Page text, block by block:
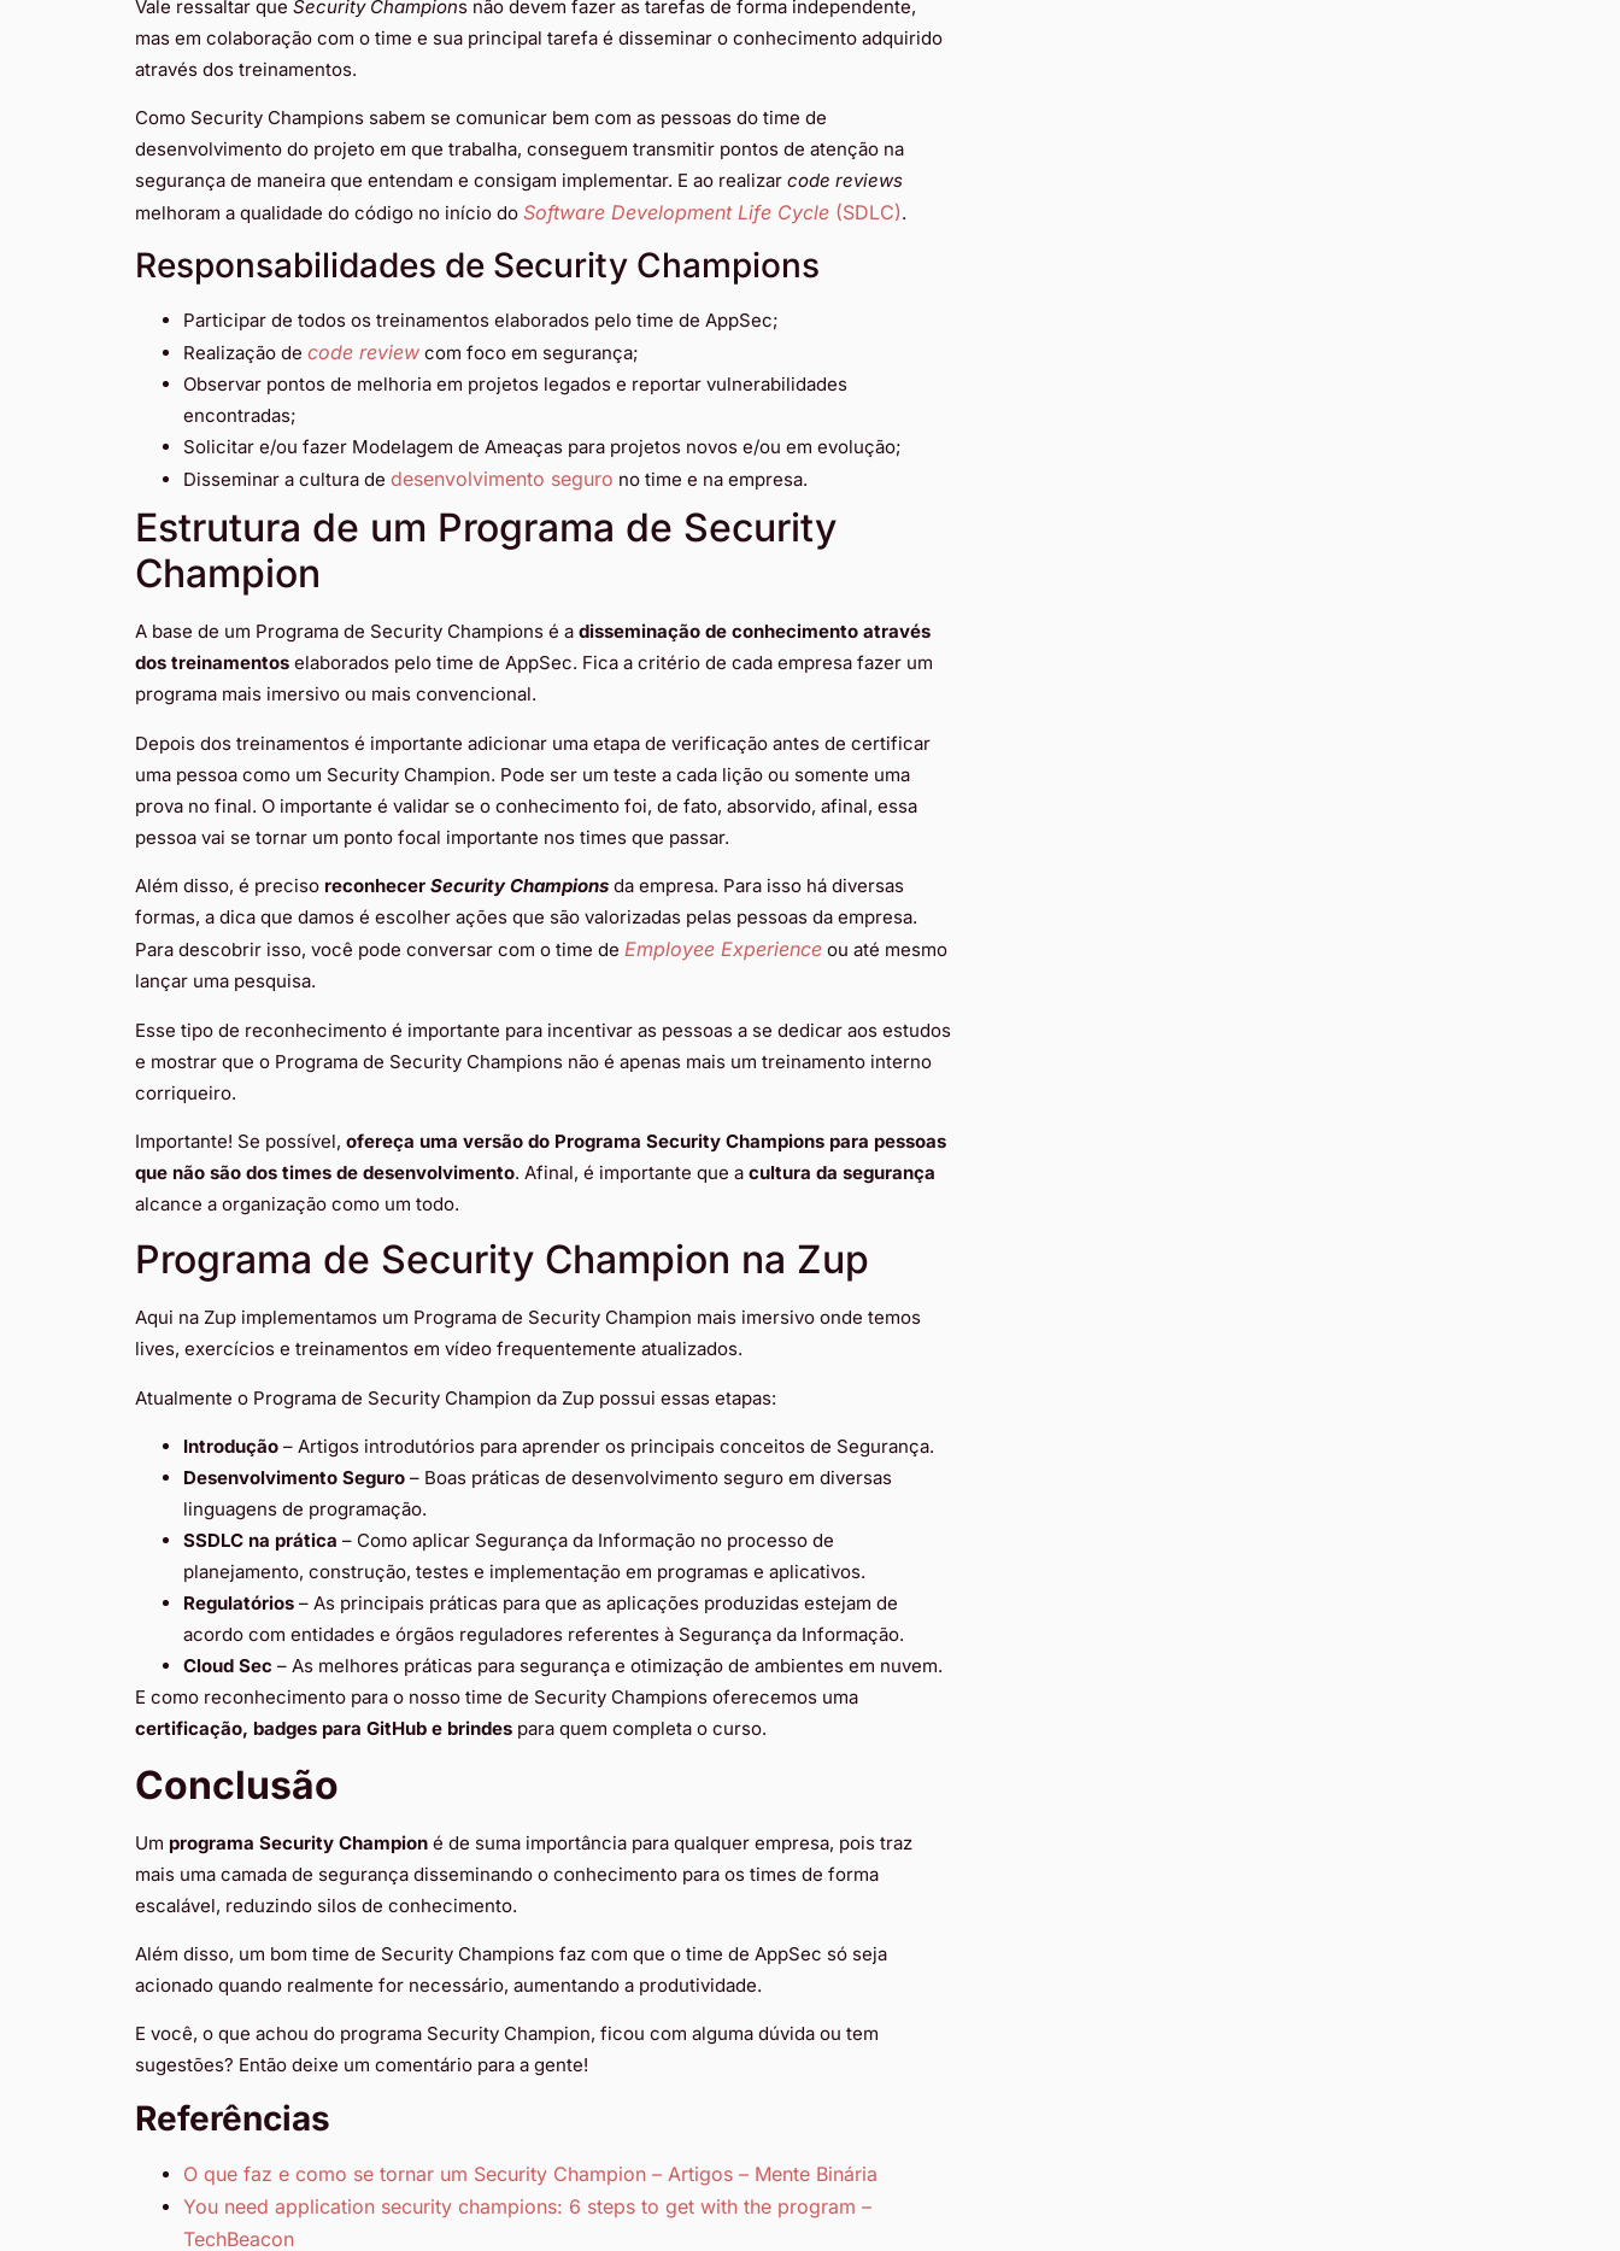
Vale ressaltar que Security Champions não devem fazer as tarefas de forma independente,
mas em colaboração com o time e sua principal tarefa é disseminar o conhecimento adquirido
através dos treinamentos.
Como Security Champions sabem se comunicar bem com as pessoas do time de
desenvolvimento do projeto em que trabalha, conseguem transmitir pontos de atenção na
segurança de maneira que entendam e consigam implementar. E ao realizar code reviews
melhoram a qualidade do código no início do Software Development Life Cycle (SDLC).
Responsabilidades de Security Champions
Participar de todos os treinamentos elaborados pelo time de AppSec;
Realização de code review com foco em segurança;
Observar pontos de melhoria em projetos legados e reportar vulnerabilidades
encontradas;
Solicitar e/ou fazer Modelagem de Ameaças para projetos novos e/ou em evolução;
Disseminar a cultura de desenvolvimento seguro no time e na empresa.
Estrutura de um Programa de Security
Champion
A base de um Programa de Security Champions é a disseminação de conhecimento através
dos treinamentos elaborados pelo time de AppSec. Fica a critério de cada empresa fazer um
programa mais imersivo ou mais convencional.
Depois dos treinamentos é importante adicionar uma etapa de verificação antes de certificar
uma pessoa como um Security Champion. Pode ser um teste a cada lição ou somente uma
prova no final. O importante é validar se o conhecimento foi, de fato, absorvido, afinal, essa
pessoa vai se tornar um ponto focal importante nos times que passar.
Além disso, é preciso reconhecer Security Champions da empresa. Para isso há diversas
formas, a dica que damos é escolher ações que são valorizadas pelas pessoas da empresa.
Para descobrir isso, você pode conversar com o time de Employee Experience ou até mesmo
lançar uma pesquisa.
Esse tipo de reconhecimento é importante para incentivar as pessoas a se dedicar aos estudos
e mostrar que o Programa de Security Champions não é apenas mais um treinamento interno
corriqueiro.
Importante! Se possível, ofereça uma versão do Programa Security Champions para pessoas
que não são dos times de desenvolvimento. Afinal, é importante que a cultura da segurança
alcance a organização como um todo.
Programa de Security Champion na Zup
Aqui na Zup implementamos um Programa de Security Champion mais imersivo onde temos
lives, exercícios e treinamentos em vídeo frequentemente atualizados.
Atualmente o Programa de Security Champion da Zup possui essas etapas:
Introdução – Artigos introdutórios para aprender os principais conceitos de Segurança.
Desenvolvimento Seguro – Boas práticas de desenvolvimento seguro em diversas
linguagens de programação.
SSDLC na prática – Como aplicar Segurança da Informação no processo de
planejamento, construção, testes e implementação em programas e aplicativos.
Regulatórios – As principais práticas para que as aplicações produzidas estejam de
acordo com entidades e órgãos reguladores referentes à Segurança da Informação.
Cloud Sec – As melhores práticas para segurança e otimização de ambientes em nuvem.
E como reconhecimento para o nosso time de Security Champions oferecemos uma
certificação, badges para GitHub e brindes para quem completa o curso.
Conclusão
Um programa Security Champion é de suma importância para qualquer empresa, pois traz
mais uma camada de segurança disseminando o conhecimento para os times de forma
escalável, reduzindo silos de conhecimento.
Além disso, um bom time de Security Champions faz com que o time de AppSec só seja
acionado quando realmente for necessário, aumentando a produtividade.
E você, o que achou do programa Security Champion, ficou com alguma dúvida ou tem
sugestões? Então deixe um comentário para a gente!
Referências
O que faz e como se tornar um Security Champion – Artigos – Mente Binária
You need application security champions: 6 steps to get with the program –
TechBeacon